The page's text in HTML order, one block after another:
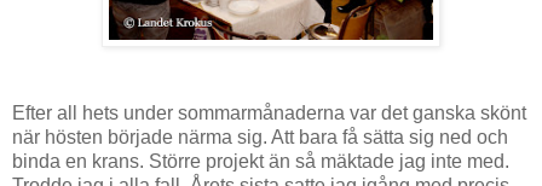
Efter all hets under sommarmånaderna var det ganska skönt
när hösten började närma sig. Att bara få sätta sig ned och
binda en krans. Större projekt än så mäktade jag inte med.